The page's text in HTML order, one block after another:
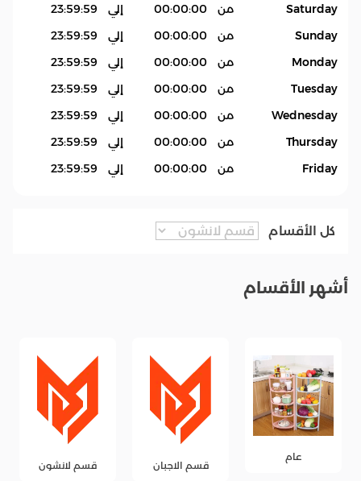
Saturday من 00:00:00 إلي
23:59:59
Sunday
من 00:00:00 إلي
23:59:59
Monday
من 00:00:00 إلي
23:59:59
Tuesday
من 00:00:00 إلي
23:59:59
Wednesday
من 00:00:00 إلي
23:59:59
Thursday
من 00:00:00 إلي
23:59:59
Friday
من 00:00:00 إلي 23:59:59
كل الأقسام
أشهر الأقسام
عام
قسم الاجبان قسم لانشون